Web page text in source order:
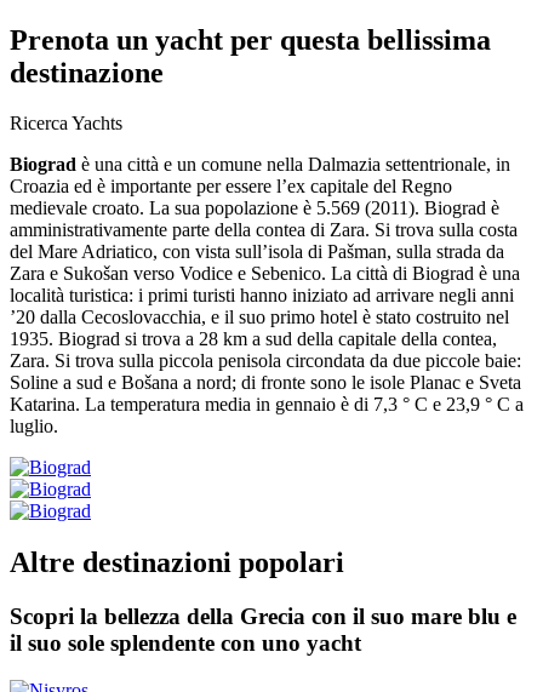
Prenota un yacht per questa bellissima
destinazione
Ricerca Yachts
Biograd è una città e un comune nella Dalmazia settentrionale, in
Croazia ed è importante per essere l’ex capitale del Regno
medievale croato. La sua popolazione è 5.569 (2011). Biograd è
amministrativamente parte della contea di Zara. Si trova sulla costa
del Mare Adriatico, con vista sull’isola di Pašman, sulla strada da
Zara e Sukošan verso Vodice e Sebenico. La città di Biograd è una
località turistica: i primi turisti hanno iniziato ad arrivare negli anni
’20 dalla Cecoslovacchia, e il suo primo hotel è stato costruito nel
1935. Biograd si trova a 28 km a sud della capitale della contea,
Zara. Si trova sulla piccola penisola circondata da due piccole baie:
Soline a sud e Bošana a nord; di fronte sono le isole Planac e Sveta
Katarina. La temperatura media in gennaio è di 7,3 ° C e 23,9 ° C a
luglio.
Altre destinazioni popolari
Scopri la bellezza della Grecia con il suo mare blu e
il suo sole splendente con uno yacht